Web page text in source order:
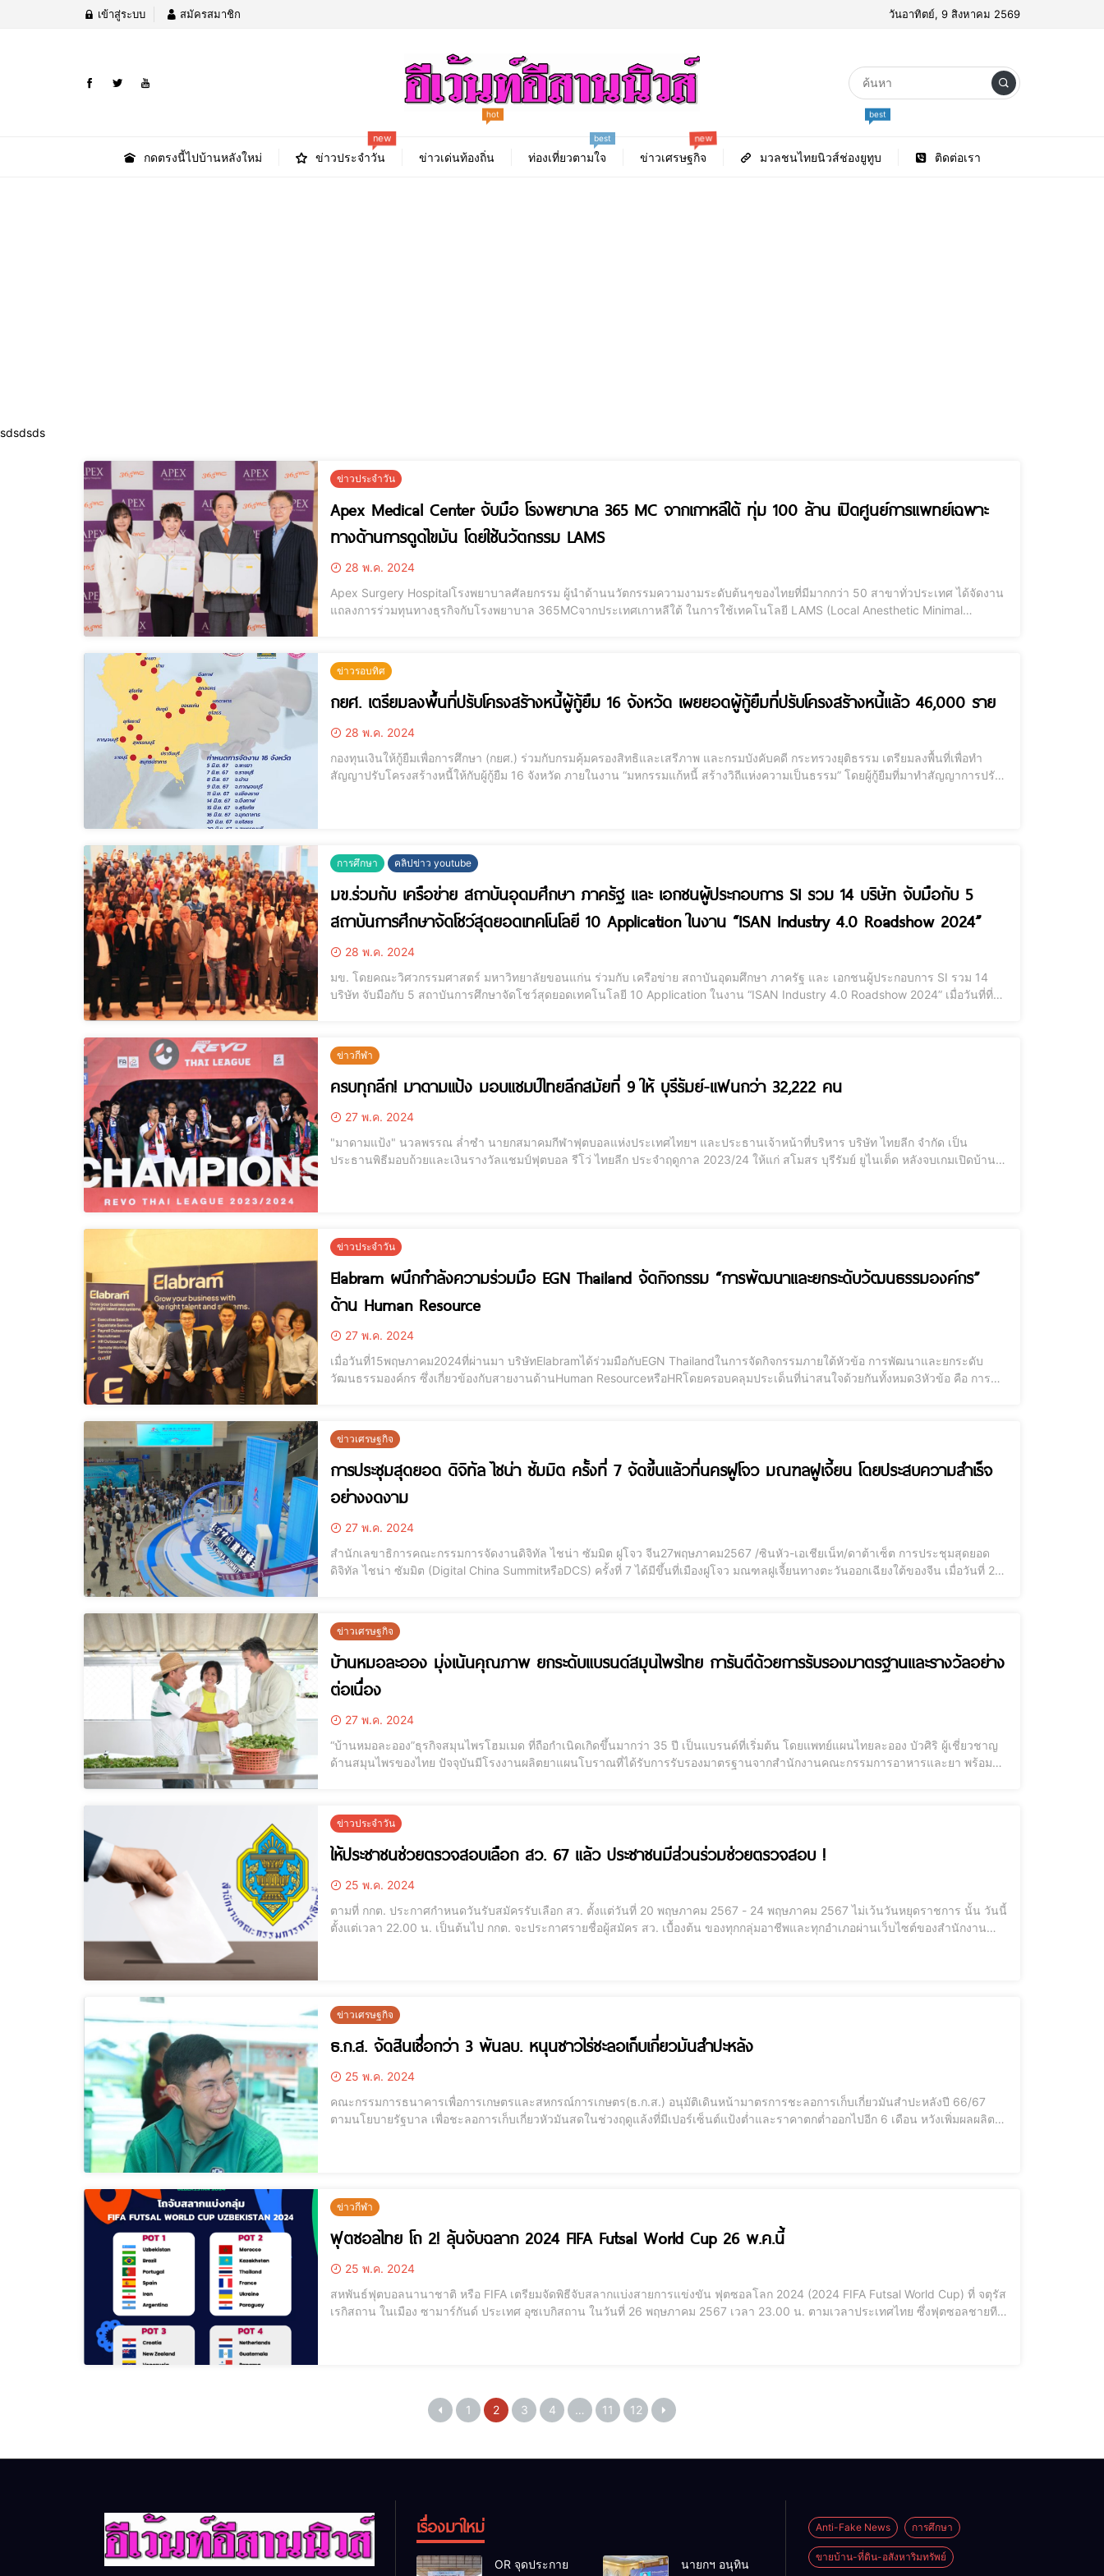
เข้าสู่ระบบ สมัครสมาชิก วันอาทิตย์, 9 สิงหาคม 2569
กดตรงนี้ไปบ้านหลังใหม่ ข่าวประจำวัน
new
ข่าวเด่นท้องถิ่น ท่องเที่ยวตามใจ
best
ข่าวเศรษฐกิจ
new
มวลชนไทยนิวส์ช่องยูทูบ ติดต่อเรา
sdsdsds
ข่าวประจำวัน
Apex Medical Center จับมือ โรงพยาบาล 365 MC จากเกาหลีใต้ ทุ่ม 100 ล้าน เปิดศูนย์การแพทย์เฉพาะ
ทางด้านการดูดไขมัน โดยใช้นวัตกรรม LAMS
28 พ.ค. 2024
Apex Surgery Hospitalโรงพยาบาลศัลยกรรม ผู้นำด้านนวัตกรรมความงามระดับต้นๆของไทยที่มีมากกว่า 50 สาขาทั่วประเทศ ได้จัดงาน
แถลงการร่วมทุนทางธุรกิจกับโรงพยาบาล 365MCจากประเทศเกาหลีใต้ ในการใช้เทคโนโลยี LAMS (Local Anesthetic Minimal
ข่าวรอบทิศ
กยศ. เตรียมลงพื้นที่ปรับโครงสร้างหนี้ผู้กู้ยืม 16 จังหวัด เผยยอดผู้กู้ยืมที่ปรับโครงสร้างหนี้แล้ว 46,000 ราย
28 พ.ค. 2024
กองทุนเงินให้กู้ยืมเพื่อการศึกษา (กยศ.) ร่วมกับกรมคุ้มครองสิทธิและเสรีภาพ และกรมบังคับคดี กระทรวงยุติธรรม เตรียมลงพื้นที่เพื่อทำ
สัญญาปรับโครงสร้างหนี้ให้กับผู้กู้ยืม 16 จังหวัด ภายในงาน “มหกรรมแก้หนี้ สร้างวิถีแห่งความเป็นธรรม” โดยผู้กู้ยืมที่มาทำสัญญาการปรับ
การศึกษา คลิปข่าว youtube
มข.ร่วมกับ เครือข่าย สถาบันอุดมศึกษา ภาครัฐ และ เอกชนผู้ประกอบการ SI รวม 14 บริษัท จับมือกับ 5
สถาบันการศึกษาจัดโชว์สุดยอดเทคโนโลยี 10 Application ในงาน “ISAN Industry 4.0 Roadshow 2024”
28 พ.ค. 2024
มข. โดยคณะวิศวกรรมศาสตร์ มหาวิทยาลัยขอนแก่น ร่วมกับ เครือข่าย สถาบันอุดมศึกษา ภาครัฐ และ เอกชนผู้ประกอบการ SI รวม 14
บริษัท จับมือกับ 5 สถาบันการศึกษาจัดโชว์สุดยอดเทคโนโลยี 10 Application ในงาน “ISAN Industry 4.0 Roadshow 2024” เมื่อวันที่ที่
ข่าวกีฬา
ครบทุกลีก! มาดามแป้ง มอบแชมป์ไทยลีกสมัยที่ 9 ให้ บุรีรัมย์-แฟนกว่า 32,222 คน
27 พ.ค. 2024
"มาดามแป้ง" นวลพรรณ ล่ำซำ นายกสมาคมกีฬาฟุตบอลแห่งประเทศไทยฯ และประธานเจ้าหน้าที่บริหาร บริษัท ไทยลีก จำกัด เป็น
ประธานพิธีมอบถ้วยและเงินรางวัลแชมป์ฟุตบอล รีโว่ ไทยลีก ประจำฤดูกาล 2023/24 ให้แก่ สโมสร บุรีรัมย์ ยูไนเต็ด หลังจบเกมเปิดบ้าน
ข่าวประจำวัน
Elabram ผนึกกำลังความร่วมมือ EGN Thailand จัดกิจกรรม “การพัฒนาและยกระดับวัฒนธรรมองค์กร”
ด้าน Human Resource
27 พ.ค. 2024
เมื่อวันที่15พฤษภาคม2024ที่ผ่านมา บริษัทElabramได้ร่วมมือกับEGN Thailandในการจัดกิจกรรมภายใต้หัวข้อ การพัฒนาและยกระดับ
วัฒนธรรมองค์กร ซึ่งเกี่ยวข้องกับสายงานด้านHuman ResourceหรือHRโดยครอบคลุมประเด็นที่น่าสนใจด้วยกันทั้งหมด3หัวข้อ คือ การ
ข่าวเศรษฐกิจ
การประชุมสุดยอด ดิจิทัล ไชน่า ซัมมิต ครั้งที่ 7 จัดขึ้นแล้วที่นครฝูโจว มณฑลฝูเจี้ยน โดยประสบความสำเร็จ
อย่างงดงาม
27 พ.ค. 2024
สำนักเลขาธิการคณะกรรมการจัดงานดิจิทัล ไชน่า ซัมมิต ฝูโจว จีน27พฤษภาคม2567 /ซินหัว-เอเชียเน็ท/ดาต้าเซ็ต การประชุมสุดยอด
ดิจิทัล ไชน่า ซัมมิต (Digital China SummitหรือDCS) ครั้งที่ 7 ได้มีขึ้นที่เมืองฝูโจว มณฑลฝูเจี้ยนทางตะวันออกเฉียงใต้ของจีน เมื่อวันที่ 24-
ข่าวเศรษฐกิจ
บ้านหมอละออง มุ่งเน้นคุณภาพ ยกระดับแบรนด์สมุนไพรไทย การันตีด้วยการรับรองมาตรฐานและรางวัลอย่าง
ต่อเนื่อง
27 พ.ค. 2024
“บ้านหมอละออง”ธุรกิจสมุนไพรโฮมเมด ที่ถือกำเนิดเกิดขึ้นมากว่า 35 ปี เป็นแบรนด์ที่เริ่มต้น โดยแพทย์แผนไทยละออง บัวศิริ ผู้เชี่ยวชาญ
ด้านสมุนไพรของไทย ปัจจุบันมีโรงงานผลิตยาแผนโบราณที่ได้รับการรับรองมาตรฐานจากสำนักงานคณะกรรมการอาหารและยา พร้อมกับ
ข่าวประจำวัน
ให้ประชาชนช่วยตรวจสอบเลือก สว. 67 แล้ว ประชาชนมีส่วนร่วมช่วยตรวจสอบ !
25 พ.ค. 2024
ตามที่ กกต. ประกาศกำหนดวันรับสมัครรับเลือก สว. ตั้งแต่วันที่ 20 พฤษภาคม 2567 - 24 พฤษภาคม 2567 ไม่เว้นวันหยุดราชการ นั้น วันนี้
ตั้งแต่เวลา 22.00 น. เป็นต้นไป กกต. จะประกาศรายชื่อผู้สมัคร สว. เบื้องต้น ของทุกกลุ่มอาชีพและทุกอำเภอผ่านเว็บไซต์ของสำนักงาน
ข่าวเศรษฐกิจ
ธ.ก.ส. จัดสินเชื่อกว่า 3 พันลบ. หนุนชาวไร่ชะลอเก็บเกี่ยวมันสำปะหลัง
25 พ.ค. 2024
คณะกรรมการธนาคารเพื่อการเกษตรและสหกรณ์การเกษตร(ธ.ก.ส.) อนุมัติเดินหน้ามาตรการชะลอการเก็บเกี่ยวมันสำปะหลังปี 66/67
ตามนโยบายรัฐบาล เพื่อชะลอการเก็บเกี่ยวหัวมันสดในช่วงฤดูแล้งที่มีเปอร์เซ็นต์แป้งต่ำและราคาตกต่ำออกไปอีก 6 เดือน หวังเพิ่มผลผลิต
ข่าวกีฬา
ฟุตซอลไทย โถ 2! ลุ้นจับฉลาก 2024 FIFA Futsal World Cup 26 พ.ค.นี้
25 พ.ค. 2024
สหพันธ์ฟุตบอลนานาชาติ หรือ FIFA เตรียมจัดพิธีจับสลากแบ่งสายการแข่งขัน ฟุตซอลโลก 2024 (2024 FIFA Futsal World Cup) ที่ จตุรัส
เรกิสถาน ในเมือง ซามาร์กันด์ ประเทศ อุซเบกิสถาน ในวันที่ 26 พฤษภาคม 2567 เวลา 23.00 น. ตามเวลาประเทศไทย ซึ่งฟุตซอลชายทีม
1 2 3 4 … 11 12
เรื่องมาใหม่
OR จุดประกาย
นายกฯ อนุทิน
Anti-Fake News การศึกษา
ขายบ้าน-ที่ดิน-อสังหาริมทรัพย์